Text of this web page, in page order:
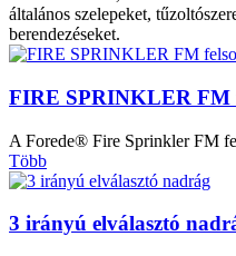
általános szelepeket,
berendezéseket.
FIRE SPRINKLER FM
A Forede® Fire Sprinkler FM
Több
3 irányú elválasztó